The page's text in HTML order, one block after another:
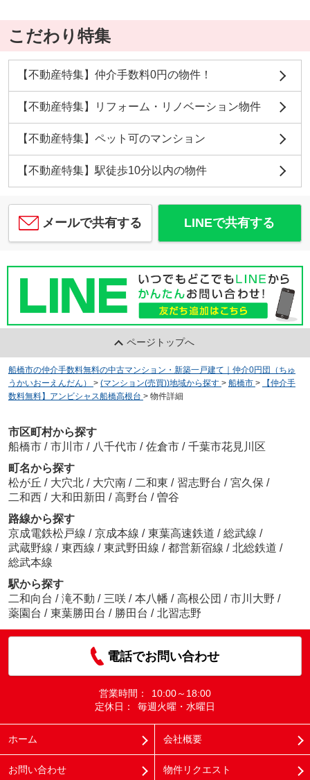
こだわり特集
【不動産特集】仲介手数料0円の物件！
【不動産特集】リフォーム・リノベーション物件
【不動産特集】ペット可のマンション
【不動産特集】駅徒歩10分以内の物件
メールで共有する LINEで共有する
ページトップへ
船橋市の仲介手数料無料の中古マンション・新築一戸建て｜仲介0円団（ちゅ
うかいおーえんだん）
> (マンション(売買))地域から探す > 船橋市 >
【仲介手
数料無料】アンビシャス船橋高根台 > 物件詳細
市区町村から探す
船橋市 / 市川市 / 八千代市 / 佐倉市 / 千葉市花見川区
町名から探す
松が丘 / 大穴北 / 大穴南 / 二和東 / 習志野台 / 宮久保 /
二和西 / 大和田新田 / 高野台 / 曽谷
路線から探す
京成電鉄松戸線 / 京成本線 / 東葉高速鉄道 / 総武線 /
武蔵野線 / 東西線 / 東武野田線 / 都営新宿線 / 北総鉄道 /
総武本線
駅から探す
二和向台 / 滝不動 / 三咲 / 本八幡 / 高根公団 / 市川大野 /
薬園台 / 東葉勝田台 / 勝田台 / 北習志野
電話でお問い合わせ
営業時間：
10:00～18:00
定休日：
毎週火曜・水曜日
ホーム 会社概要
お問い合わせ 物件リクエスト